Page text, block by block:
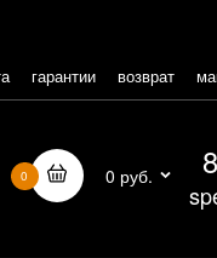
гарантии возврат
0 0 руб.